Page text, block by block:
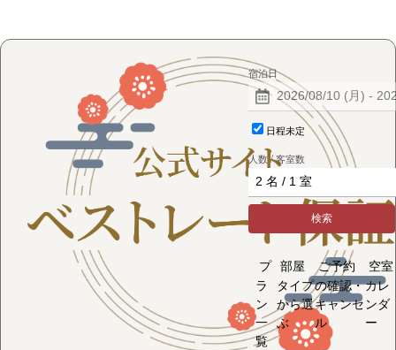
宿泊日
日程未定
人数 / 客室数
検索
プ
ラ
ン
一
覧
部屋
タイプ
から選
ぶ
ご予約
の確認・
キャンセ
ル
空室
カレ
ンダ
ー